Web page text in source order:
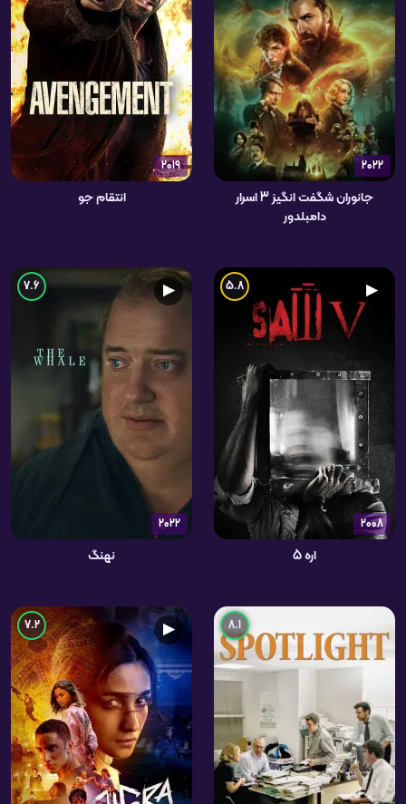
2022
جانوران شگفت انگیز 3 اسرار
دامبلدور
2019
انتقام جو
2008
▶
5.8
اره 5
2022
▶
7.6
نهنگ
8.1
▶
7.2